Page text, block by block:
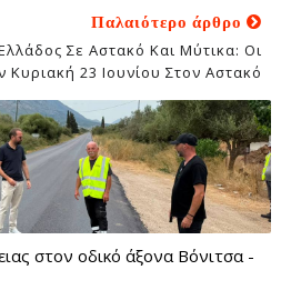
Παλαιότερο άρθρο
Σε Αστακό Και Μύτικα: Οι
23 Ιουνίου Στον Αστακό
στον οδικό άξονα Βόνιτσα -